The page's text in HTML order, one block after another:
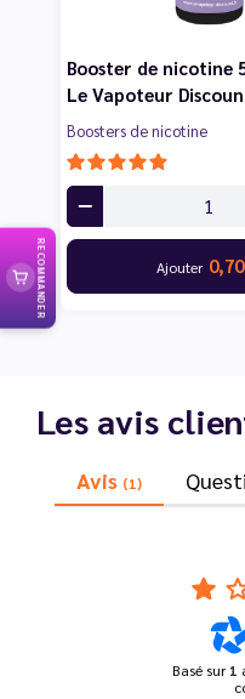
Booster de nicotine
Le Vapoteur
Boosters de nicotine
Ajouter
Les avis
Avis (1)
Basé sur1
RECOMMANDER